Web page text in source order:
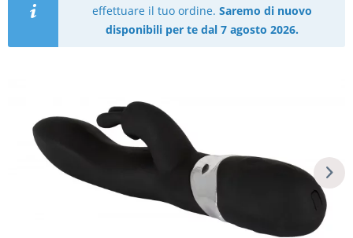
effettuare il tuo ordine. Saremo di nuovo
disponibili per te dal 7 agosto 2026.